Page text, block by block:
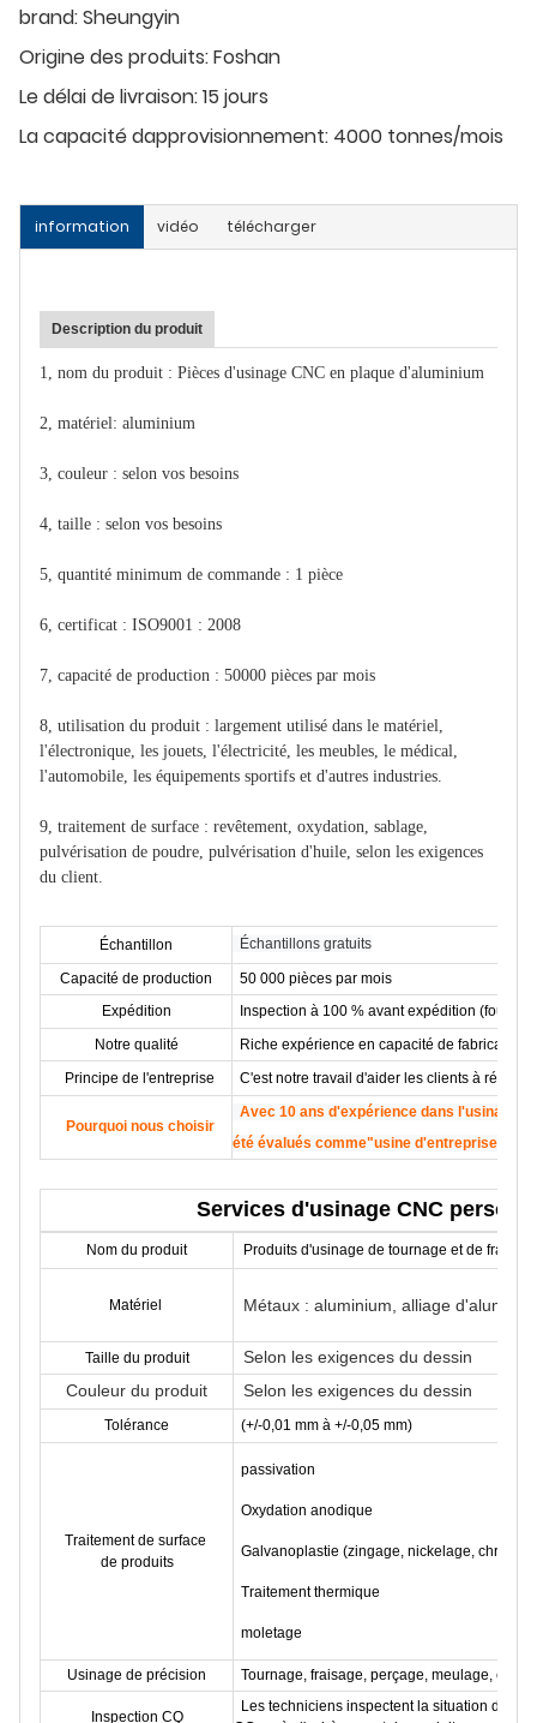
brand:Sheungyin
Origine des produits:Foshan
Le délai de livraison:15 jours
La capacité dapprovisionnement: 4000 tonnes/mois
information vidéo télécharger
Description du produit
1, nom du produit : Pièces d'usinage CNC en plaque d'aluminium
2, matériel: aluminium
3, couleur : selon vos besoins
4, taille : selon vos besoins
5, quantité minimum de commande : 1 pièce
6, certificat : ISO9001 : 2008
7, capacité de production : 50000 pièces par mois
8, utilisation du produit : largement utilisé dans le matériel,
l'électronique, les jouets, l'électricité, les meubles, le médical,
l'automobile, les équipements sportifs et d'autres industries.
9, traitement de surface : revêtement, oxydation, sablage,
pulvérisation de poudre, pulvérisation d'huile, selon les exigences
du client.
Échantillon Échantillons gratuits
Capacité de production
50 000 pièces par mois
Expédition
Inspection à 100 % avant expédition (fournir
Notre qualité
Riche expérience en capacité de fabrication,
Principe de l'entreprise
C'est notre travail d'aider les clients à
Pourquoi nous choisir
Avec 10 ans d'expérience dans l'usinage
été évalués comme"usine d'entreprise de
Services d'usinage CNC
Nom du produit Produits d'usinage de tournage et de
Matériel Métaux : aluminium, alliage
Taille du produit
Selon les exigences du dessin
Couleur du produit
Selon les exigences du dessin
Tolérance (+/-0,01 mm à +/-0,05 mm)
Traitement de surface
de produits
passivation
Oxydation anodique
Galvanoplastie (zingage, nickelage,
Traitement thermique
moletage
Usinage de précision Tournage, fraisage, perçage, meulage,
Inspection CQ
Les techniciens inspectent la situation de